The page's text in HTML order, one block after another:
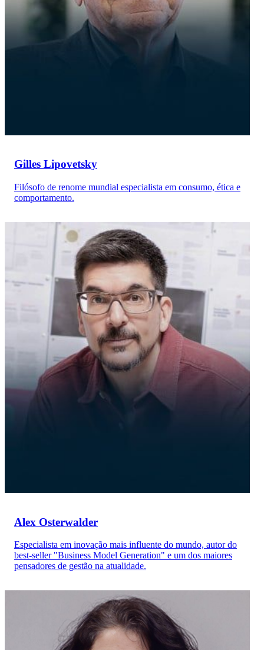
Gilles Lipovetsky
Filósofo de renome mundial especialista em consumo, ética e
comportamento.
Alex Osterwalder
Especialista em inovação mais influente do mundo, autor do
best-seller "Business Model Generation" e um dos maiores
pensadores de gestão na atualidade.